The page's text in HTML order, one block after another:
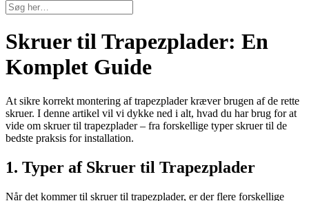
Skruer til Trapezplader: En
Komplet Guide
At sikre korrekt montering af trapezplader kræver brugen af de rette
skruer. I denne artikel vil vi dykke ned i alt, hvad du har brug for at
vide om skruer til trapezplader – fra forskellige typer skruer til de
bedste praksis for installation.
1. Typer af Skruer til Trapezplader
Når det kommer til skruer til trapezplader, er der flere forskellige